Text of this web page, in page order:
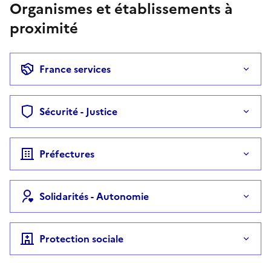
Organismes et établissements à
proximité
France services
Sécurité - Justice
Préfectures
Solidarités - Autonomie
Protection sociale